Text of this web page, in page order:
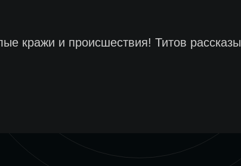
кражи и происшествия! Титов